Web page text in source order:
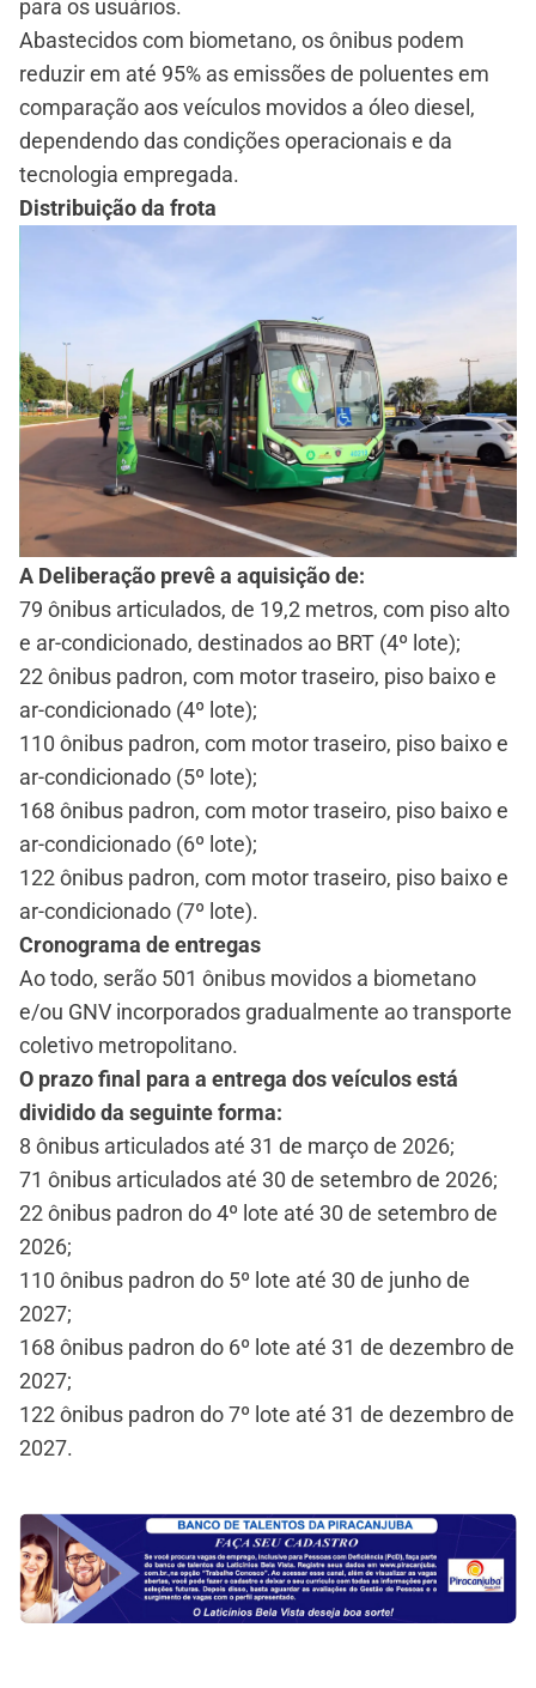
para os usuários.
Abastecidos com biometano, os ônibus podem
reduzir em até 95% as emissões de poluentes em
comparação aos veículos movidos a óleo diesel,
dependendo das condições operacionais e da
tecnologia empregada.
Distribuição da frota
A Deliberação prevê a aquisição de:
79 ônibus articulados, de 19,2 metros, com piso alto
e ar-condicionado, destinados ao BRT (4º lote);
22 ônibus padron, com motor traseiro, piso baixo e
ar-condicionado (4º lote);
110 ônibus padron, com motor traseiro, piso baixo e
ar-condicionado (5º lote);
168 ônibus padron, com motor traseiro, piso baixo e
ar-condicionado (6º lote);
122 ônibus padron, com motor traseiro, piso baixo e
ar-condicionado (7º lote).
Cronograma de entregas
Ao todo, serão 501 ônibus movidos a biometano
e/ou GNV incorporados gradualmente ao transporte
coletivo metropolitano.
O prazo final para a entrega dos veículos está
dividido da seguinte forma:
8 ônibus articulados até 31 de março de 2026;
71 ônibus articulados até 30 de setembro de 2026;
22 ônibus padron do 4º lote até 30 de setembro de
2026;
110 ônibus padron do 5º lote até 30 de junho de
2027;
168 ônibus padron do 6º lote até 31 de dezembro de
2027;
122 ônibus padron do 7º lote até 31 de dezembro de
2027.